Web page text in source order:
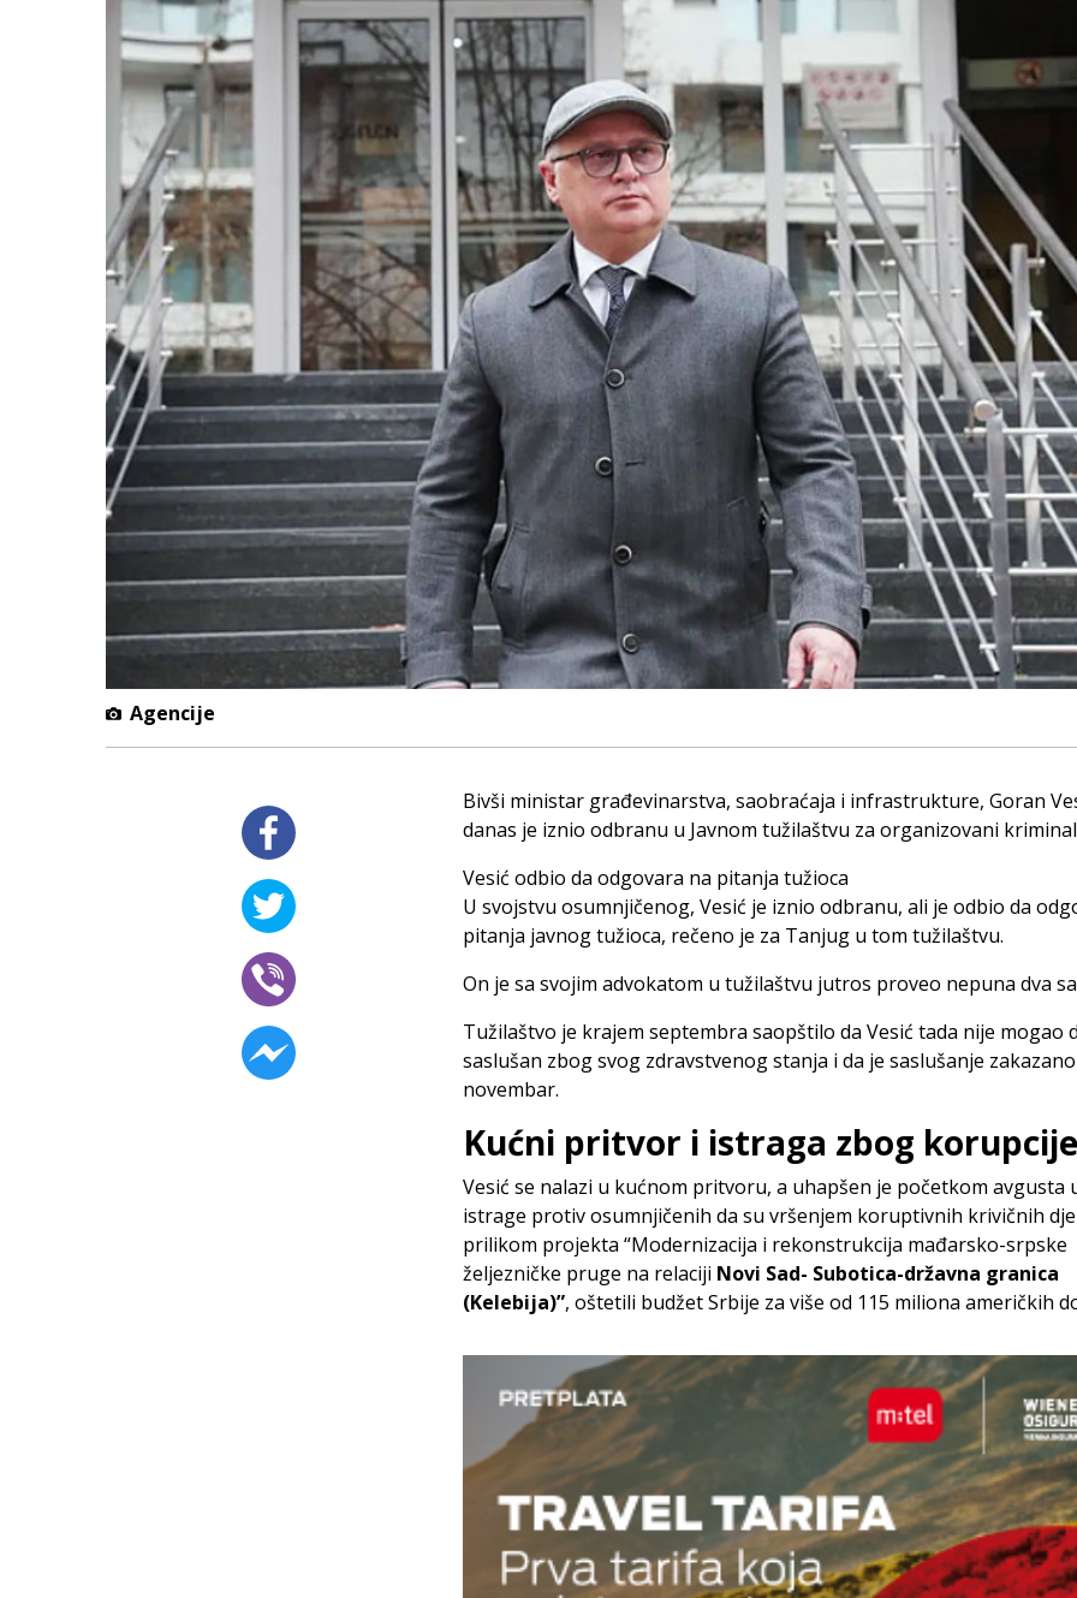
Agencije
Bivši ministar građevinarstva, saobraćaja i infrastrukture, Goran
danas je iznio odbranu u Javnom tužilaštvu za organizovani
Vesić odbio da odgovara na pitanja tužioca
U svojstvu osumnjičenog, Vesić je iznio odbranu, ali je odbio da
pitanja javnog tužioca, rečeno je za Tanjug u tom tužilaštvu.
On je sa svojim advokatom u tužilaštvu jutros proveo nepuna dva
Tužilaštvo je krajem septembra saopštilo da Vesić tada nije mogao
saslušan zbog svog zdravstvenog stanja i da je saslušanje zakazano
novembar.
Kućni pritvor i istraga zbog korupcije
Vesić se nalazi u kućnom pritvoru, a uhapšen je početkom avgusta
istrage protiv osumnjičenih da su vršenjem koruptivnih krivičnih
prilikom projekta “Modernizacija i rekonstrukcija mađarsko-srpske
željezničke pruge na relaciji Novi Sad- Subotica-državna granica
(Kelebija)”, oštetili budžet Srbije za više od 115 miliona američkih